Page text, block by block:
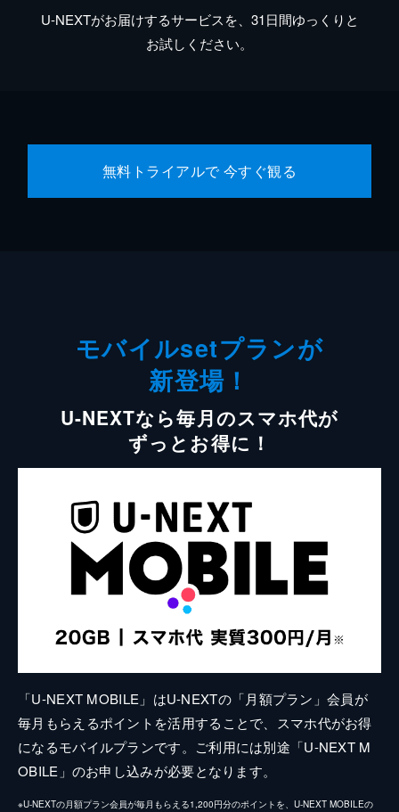
U-NEXTがお届けするサービスを、31日間ゆっくりと
お試しください。
無料トライアルで 今すぐ観る
モバイルsetプランが
新登場！
U-NEXTなら毎月のスマホ代が
ずっとお得に！
「U-NEXT MOBILE」はU-NEXTの「月額プラン」会員が
毎月もらえるポイントを活用することで、スマホ代がお得
になるモバイルプランです。ご利用には別途「U-NEXT M
OBILE」のお申し込みが必要となります。
※U-NEXTの月額プラン会員が毎月もらえる1,200円分のポイントを、U-NEXT MOBILEの